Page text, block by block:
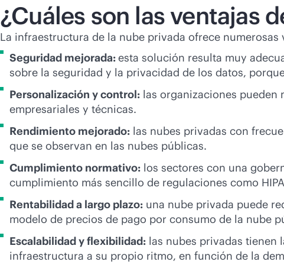
¿Cuáles son las ventajas
La infraestructura de la nube privada ofrece numerosas
Seguridad mejorada:esta solución resulta muy
sobre la seguridad y la privacidad de los datos,
Personalización y control: las organizaciones pueden
empresariales y técnicas.
Rendimiento mejorado: las nubes privadas con
que se observan en las nubes públicas.
Cumplimiento normativo: los sectores con una
cumplimiento más sencillo de regulaciones como
Rentabilidad a largo plazo: una nube privada puede
modelo de precios de pago por consumo de la nube
Escalabilidad y flexibilidad: las nubes privadas tienen
infraestructura a su propio ritmo, en función de la